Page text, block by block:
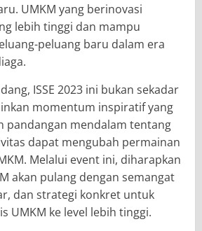
UMKM yang berinovasi
lebih tinggi dan mampu
peluang baru dalam era
ISSE 2023 ini bukan sekadar
momentum inspiratif yang
pandangan mendalam tentang
dapat mengubah permainan
Melalui event ini, diharapkan
akan pulang dengan semangat
dan strategi konkret untuk
UMKM ke level lebih tinggi.